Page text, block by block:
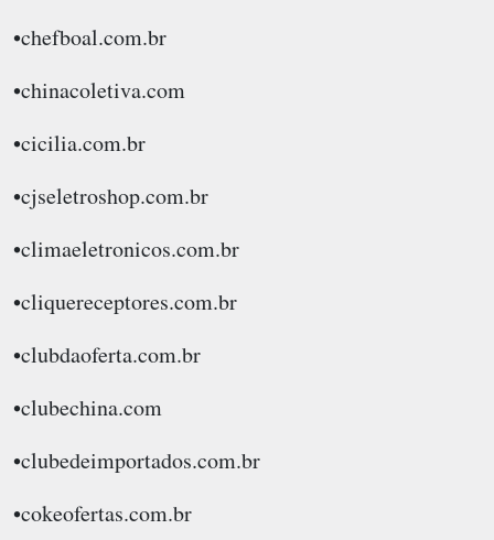
•chefboal.com.br
•chinacoletiva.com
•cicilia.com.br
•cjseletroshop.com.br
•climaeletronicos.com.br
•cliquereceptores.com.br
•clubdaoferta.com.br
•clubechina.com
•clubedeimportados.com.br
•cokeofertas.com.br